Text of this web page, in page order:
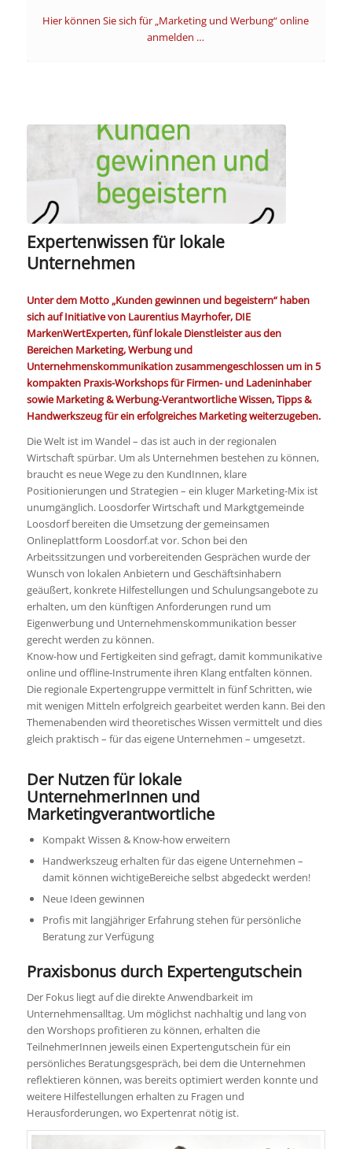
Hier können Sie sich für „Marketing und Werbung“ online
anmelden …
Expertenwissen für lokale
Unternehmen
Unter dem Motto „Kunden gewinnen und begeistern“ haben
sich auf Initiative von Laurentius Mayrhofer, DIE
MarkenWertExperten, fünf lokale Dienstleister aus den
Bereichen Marketing, Werbung und
Unternehmenskommunikation zusammengeschlossen um in 5
kompakten Praxis-Workshops für Firmen- und Ladeninhaber
sowie Marketing & Werbung-Verantwortliche Wissen, Tipps &
Handwerkszeug für ein erfolgreiches Marketing weiterzugeben.
Die Welt ist im Wandel – das ist auch in der regionalen
Wirtschaft spürbar. Um als Unternehmen bestehen zu können,
braucht es neue Wege zu den KundInnen, klare
Positionierungen und Strategien – ein kluger Marketing-Mix ist
unumgänglich. Loosdorfer Wirtschaft und Markgtgemeinde
Loosdorf bereiten die Umsetzung der gemeinsamen
Onlineplattform Loosdorf.at vor. Schon bei den
Arbeitssitzungen und vorbereitenden Gesprächen wurde der
Wunsch von lokalen Anbietern und Geschäftsinhabern
geäußert, konkrete Hilfestellungen und Schulungsangebote zu
erhalten, um den künftigen Anforderungen rund um
Eigenwerbung und Unternehmenskommunikation besser
gerecht werden zu können.
Know-how und Fertigkeiten sind gefragt, damit kommunikative
online und offline-Instrumente ihren Klang entfalten können.
Die regionale Expertengruppe vermittelt in fünf Schritten, wie
mit wenigen Mitteln erfolgreich gearbeitet werden kann. Bei den
Themenabenden wird theoretisches Wissen vermittelt und dies
gleich praktisch – für das eigene Unternehmen – umgesetzt.
Der Nutzen für lokale
UnternehmerInnen und
Marketingverantwortliche
Kompakt Wissen & Know-how erweitern
Handwerkszeug erhalten für das eigene Unternehmen –
damit können wichtigeBereiche selbst abgedeckt werden!
Neue Ideen gewinnen
Profis mit langjähriger Erfahrung stehen für persönliche
Beratung zur Verfügung
Praxisbonus durch Expertengutschein
Der Fokus liegt auf die direkte Anwendbarkeit im
Unternehmensalltag. Um möglichst nachhaltig und lang von
den Worshops profitieren zu können, erhalten die
TeilnehmerInnen jeweils einen Expertengutschein für ein
persönliches Beratungsgespräch, bei dem die Unternehmen
reflektieren können, was bereits optimiert werden konnte und
weitere Hilfestellungen erhalten zu Fragen und
Herausforderungen, wo Expertenrat nötig ist.